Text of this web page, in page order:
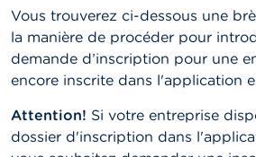
e
s
e
n
g
a
r
d
e
Vous trouverez ci-dessous une
la manière de procéder pour
demande d’inscription pour une
encore inscrite dans l'application
Attention! Si votre entreprise
dossier d'inscription dans